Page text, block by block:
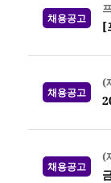
채용공고
[
채용공고
(
채용공고
(